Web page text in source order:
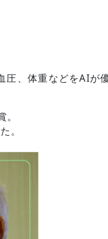
、体重などをAIが
。